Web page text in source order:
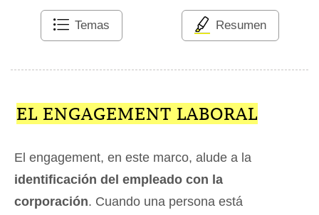
Temas Resumen
EL ENGAGEMENT LABORAL
El engagement, en este marco, alude a la
identificación del empleado con la
corporación. Cuando una persona está